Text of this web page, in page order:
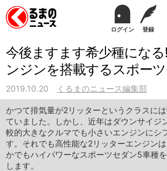
ログイン 登録
今後ますます希少種にな
ンジンを搭載するスポー
2019.10.20 くるまのニュース編集部
かつて排気量が2リッターというクラスに
ていました。しかし、近年はダウンサイジ
較的大きなクルマでも小さいエンジンにシ
す。それでも高性能な2リッターエンジン
かでもハイパワーなスポーツセダン5車種
します。